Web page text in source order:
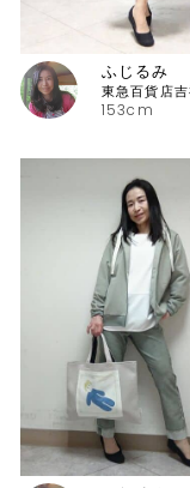
153cm
ふじるみ